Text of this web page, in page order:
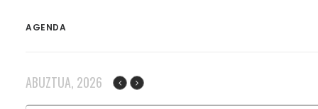
AGENDA
ABUZTUA, 2026